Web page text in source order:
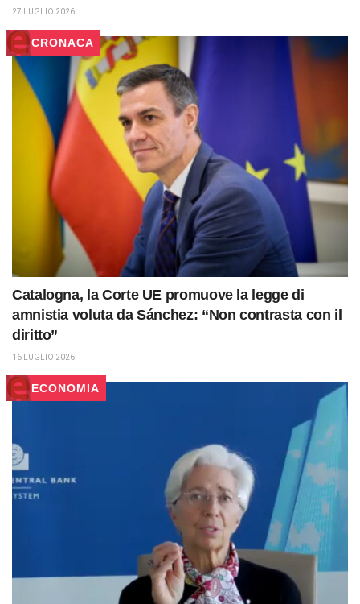
27 LUGLIO 2026
CRONACA
Catalogna, la Corte UE promuove la legge di
amnistia voluta da Sánchez: “Non contrasta con il
diritto”
16 LUGLIO 2026
ECONOMIA